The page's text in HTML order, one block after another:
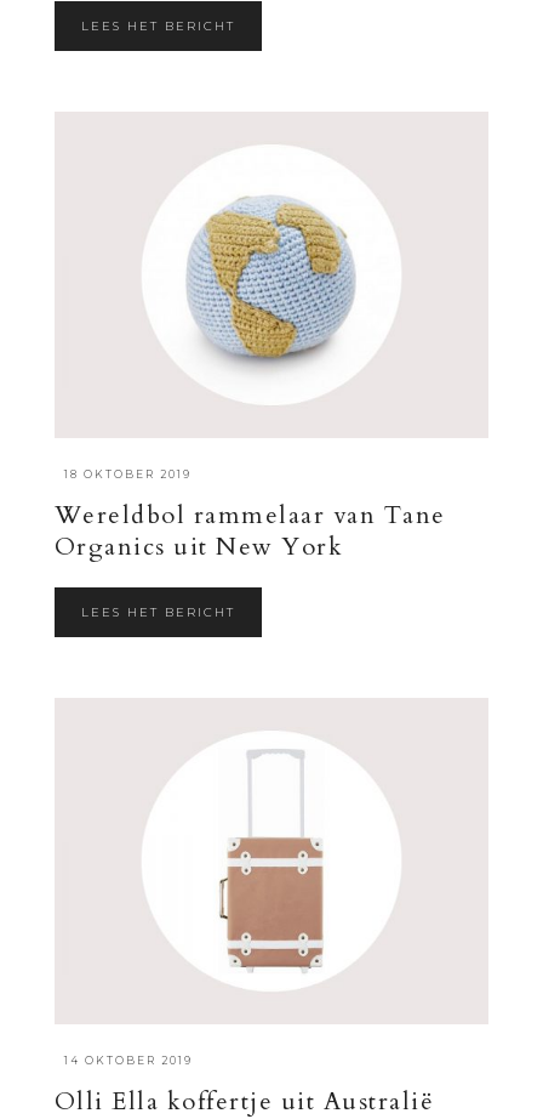
LEES HET BERICHT
·18 OKTOBER 2019
Wereldbol rammelaar van Tane
Organics uit New York
LEES HET BERICHT
·14 OKTOBER 2019
Olli Ella koffertje uit Australië